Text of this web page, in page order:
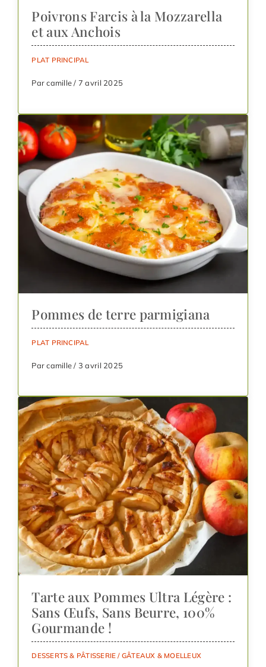
Poivrons Farcis à la Mozzarella
et aux Anchois
PLAT PRINCIPAL
Par camille / 7 avril 2025
Pommes de terre parmigiana
PLAT PRINCIPAL
Par camille / 3 avril 2025
Tarte aux Pommes Ultra Légère :
Sans Œufs, Sans Beurre, 100%
Gourmande !
DESSERTS & PÂTISSERIE / GÂTEAUX & MOELLEUX